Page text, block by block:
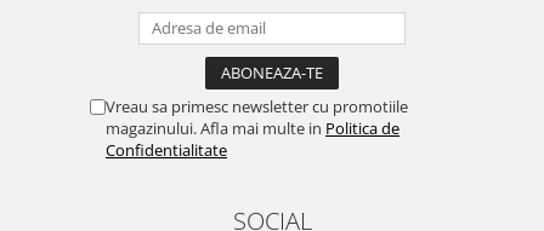
Vreau sa primesc newsletter cu promotiile
magazinului. Afla mai multe in Politica de
Confidentialitate
SOCIAL